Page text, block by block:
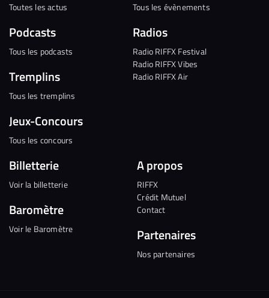
Toutes les actus
Podcasts
Tous les podcasts
Tremplins
Tous les tremplins
Jeux-Concours
Tous les concours
Tous les évènements
Radios
Radio RIFFX Festival
Radio RIFFX Vibes
Radio RIFFX Air
Billetterie
Voir la billetterie
Baromètre
Voir le Baromètre
A propos
RIFFX
Crédit Mutuel
Contact
Partenaires
Nos partenaires